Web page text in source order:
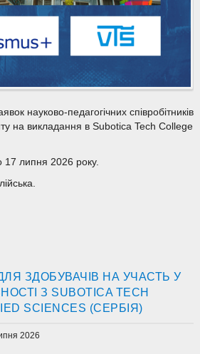
науково-педагогічних співробітників
на викладання в Subotica Tech College
17 липня 2026 року.
ЗДОБУВАЧІВ НА УЧАСТЬ У
З SUBOTICA TECH
SCIENCES (СЕРБІЯ)
2026